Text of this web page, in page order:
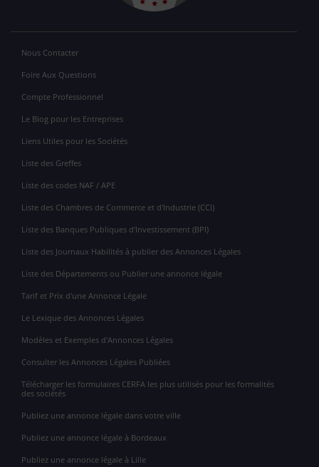
Nous Contacter
Foire Aux Questions
Compte Professionnel
Le Blog pour les Entreprises
Liens Utiles pour les Sociétés
Liste des Greffes
Liste des codes NAF / APE
Liste des Chambres de Commerce et d'Industrie (CCI)
Liste des Banques Publiques d'Investissement (BPI)
Liste des Journaux Habilités à publier des Annonces Légales
Liste des Départements ou Publier une annonce légale
Tarif et Prix d'une Annonce Légale
Le Lexique des Annonces Légales
Modèles et Exemples d'Annonces Légales
Consulter les Annonces Légales Publiées
Télécharger les formulaires CERFA les plus utilisés pour les formalités
des sociétés
Publiez une annonce légale dans votre ville
Publiez une annonce légale à Bordeaux
Publiez une annonce légale à Lille